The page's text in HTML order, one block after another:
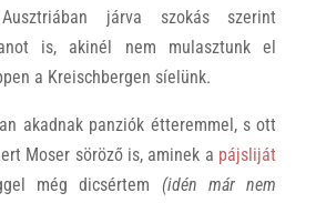
járva szokás szerint
is, akinél nem mulasztunk el
a Kreischbergen síelünk.
akadnak panziók étteremmel, s ott
Moser söröző is, aminek a pájsliját
még dicsértem (idén már nem